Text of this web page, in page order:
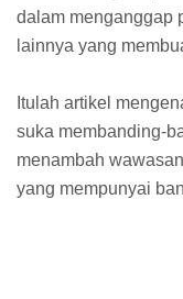
dalam menganggap
lainnya yang
Itulah artikel
suka membanding-
menambah
yang mempunyai